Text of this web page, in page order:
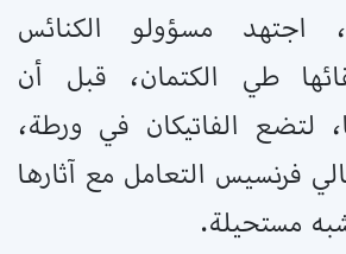
اجتهد مسؤولو الكنائس
طي الكتمان، قبل أن
لتضع الفاتيكان في ورطة،
فرنسيس التعامل مع آثارها
مستحيلة.